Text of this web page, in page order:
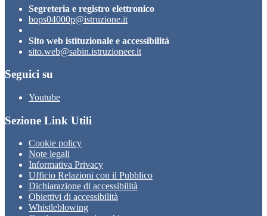
Segreteria e registro elettronico
bops04000p@istruzione.it
Sito web istituzionale e accessibilità
sito.web@sabin.istruzioneer.it
Seguici su
Youtube
Sezione Link Utili
Cookie policy
Note legali
Informativa Privacy
Ufficio Relazioni con il Pubblico
Dichiarazione di accessibilità
Obiettivi di accessibilità
Whistleblowing